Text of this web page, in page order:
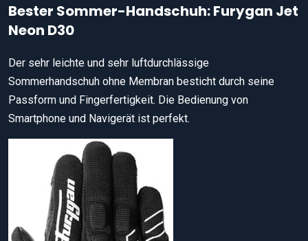
Bester Sommer-Handschuh: Furygan Jet
Neon D30
Der sehr leichte und sehr luftdurchlässige
Sommerhandschuh ohne Membran besticht durch seine
Passform und Fingerfertigkeit. Die Bedienung von
Smartphone und Navigerät ist perfekt.